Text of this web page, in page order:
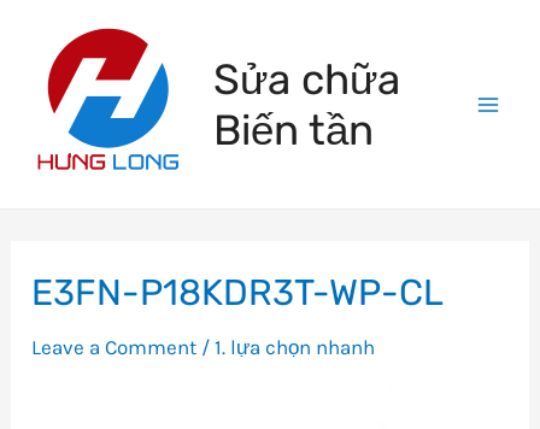
content
Sửa chữa
Biến tần
E3FN-P18KDR3T-WP-CL
Leave a Comment /1. lựa chọn nhanh